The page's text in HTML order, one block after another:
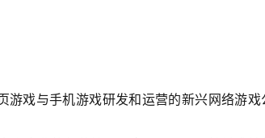
游戏与手机游戏研发和运营的新兴网络游戏